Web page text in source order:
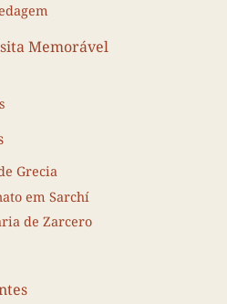
Memorável
Grecia
em Sarchí
de Zarcero